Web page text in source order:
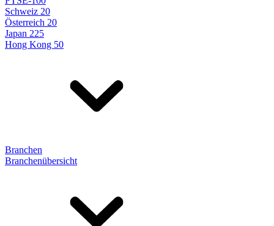
Schweiz 20
Österreich 20
Japan 225
Hong Kong 50
Branchen
Branchenübersicht